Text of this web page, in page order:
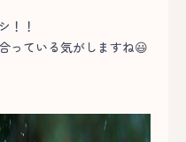
！！
っている気がしますね😃